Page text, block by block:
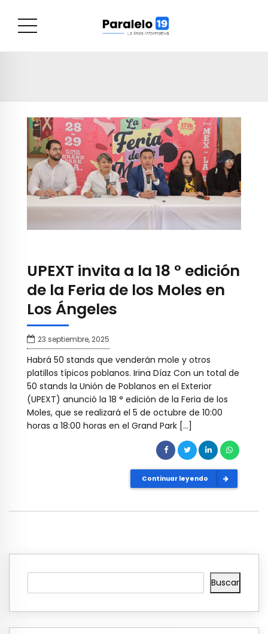
UPEXT invita a la 18 ° edición
de la Feria de los Moles en
Los Ángeles
23 septiembre, 2025
Habrá 50 stands que venderán mole y otros
platillos típicos poblanos. Irina Díaz Con un total de
50 stands la Unión de Poblanos en el Exterior
(UPEXT) anunció la 18 ° edición de la Feria de los
Moles, que se realizará el 5 de octubre de 10:00
horas a 18:00 horas en el Grand Park […]
Continuar leyendo
Buscar